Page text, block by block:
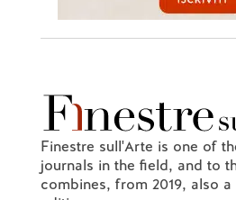
Finestre sull'Arte is one of
journals in the field, and to
combines, from 2019, also